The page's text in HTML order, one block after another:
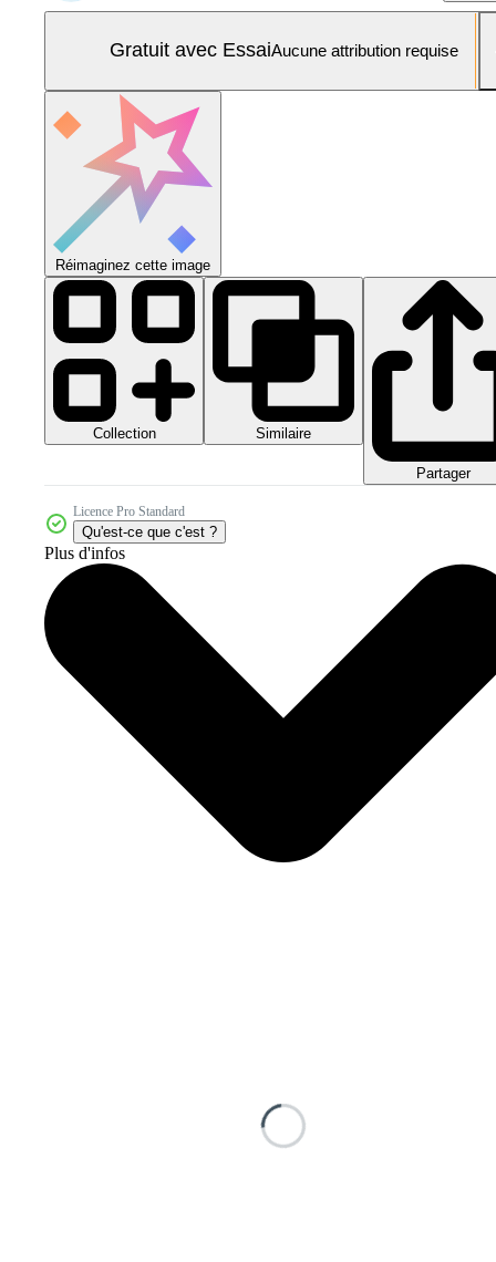
Gratuit avec EssaiAucune attribution requise
Réimaginez cette image
Collection Similaire
Partager
Licence Pro Standard
Qu'est-ce que c'est ?
Plus d'infos